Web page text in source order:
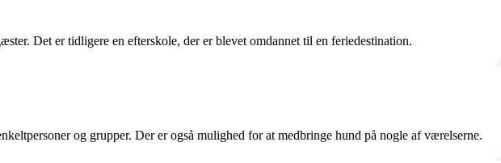
Det er tidligere en efterskole, der er blevet omdannet til en feriedestination.
og grupper. Der er også mulighed for at medbringe hund på nogle af værelserne.